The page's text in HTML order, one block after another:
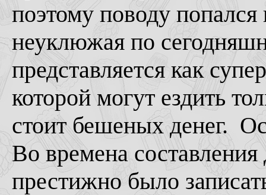
поэтому поводу
неуклюжая по
представляется как
которой могут ездить
стоит бешеных денег.
Во времена
престижно было